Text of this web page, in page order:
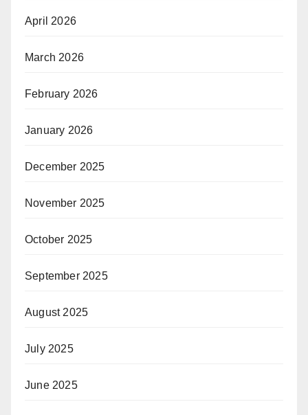
April 2026
March 2026
February 2026
January 2026
December 2025
November 2025
October 2025
September 2025
August 2025
July 2025
June 2025